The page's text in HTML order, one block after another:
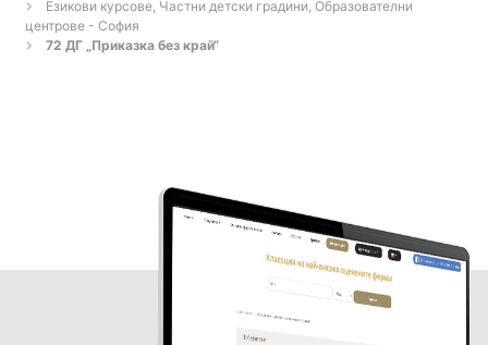
Езикови курсове, Частни детски градини, Образователни
центрове - София
72 ДГ „Приказка без край“